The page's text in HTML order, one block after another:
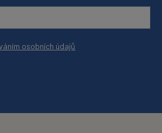
osobních údajů